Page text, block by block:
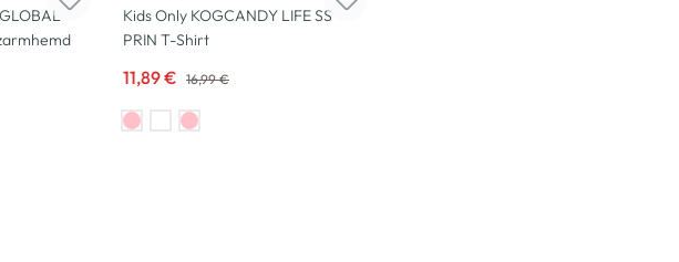
Kids Only KOGCANDY LIFE SS
PRIN T-Shirt
11,89 € 16,99 €